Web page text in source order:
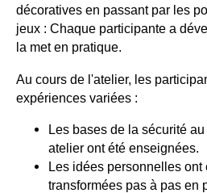
décoratives en passant par les
jeux : Chaque participante a
la met en pratique.
Au cours de l'atelier, les
expériences variées :
Les bases de la sécurité
atelier ont été enseignées.
Les idées personnelles ont
transformées pas à pas en